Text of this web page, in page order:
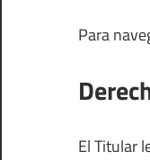
Para
El Titular